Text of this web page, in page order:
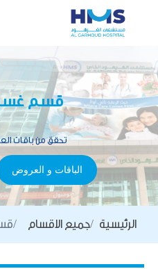
قسم
تحقق من باقات
الباقات و العروض
الرئيسية جميع الاقسام